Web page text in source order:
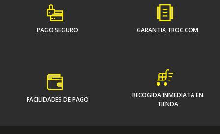
PAGO SEGURO GARANTÍA TROC.COM
FACILIDADES DE PAGO
RECOGIDA INMEDIATA EN
TIENDA